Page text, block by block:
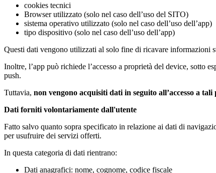
cookies tecnici
Browser utilizzato (solo nel caso dell’uso del SITO)
sistema operativo utilizzato (solo nel caso dell’uso dell’app)
tipo dispositivo (solo nel caso dell’uso dell’app)
Questi dati vengono utilizzati al solo fine di ricavare informazioni
Inoltre, l’app può richiede l’accesso a proprietà del device, sotto
push.
Tuttavia, non vengono acquisiti dati in seguito all’accesso a
Dati forniti volontariamente dall'utente
Fatto salvo quanto sopra specificato in relazione ai dati di
per usufruire dei servizi offerti.
In questa categoria di dati rientrano:
Dati anagrafici: nome, cognome, codice fiscale